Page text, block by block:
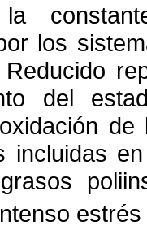
los
del
incluidas